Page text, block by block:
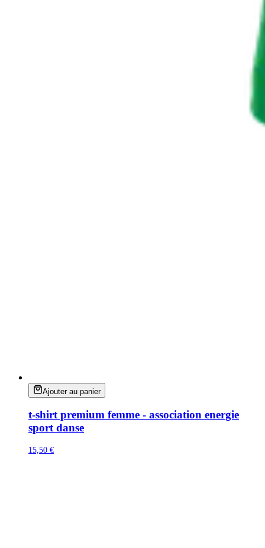
Ajouter au panier
t-shirt premium femme - association energie
sport danse
15,50 €